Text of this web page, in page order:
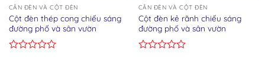
CẦN ĐÈN VÀ CỘT ĐÈN
Cột đèn thép cong chiếu sáng
đường phố và sân vườn
CẦN ĐÈN VÀ CỘT ĐÈN
Cột đèn kẻ rãnh chiếu sáng
đường phố và sân vườn